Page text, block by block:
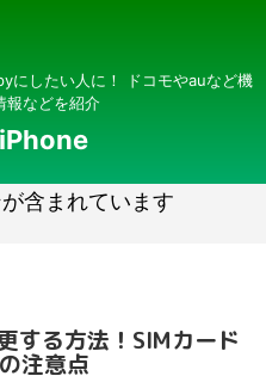
にしたい人に！ ドコモやauなど機
報などを紹介
含まれています
する方法！SIMカード
注意点